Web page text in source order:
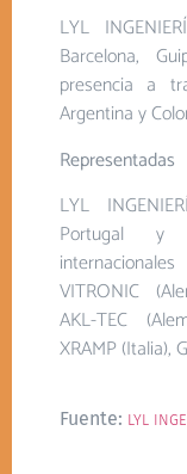
LYL
Barcelona,
presencia a
Argentina y
Representadas
LYL
Portugal y
VITRONIC
AKL-TEC
XRAMP (Italia),
Fuente: LYL